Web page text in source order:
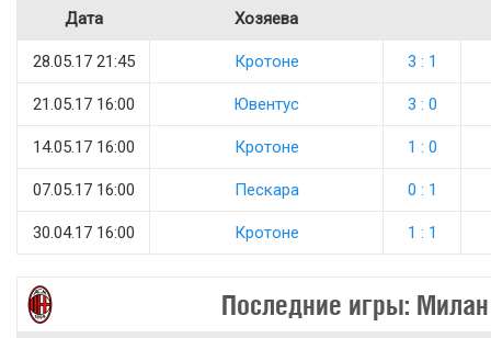
Дата Хозяева
28.05.17 21:45 Кротоне 3 : 1
21.05.17 16:00 Ювентус 3 : 0
14.05.17 16:00 Кротоне 1 : 0
07.05.17 16:00 Пескара 0 : 1
30.04.17 16:00 Кротоне 1 : 1
Последние игры: Милан